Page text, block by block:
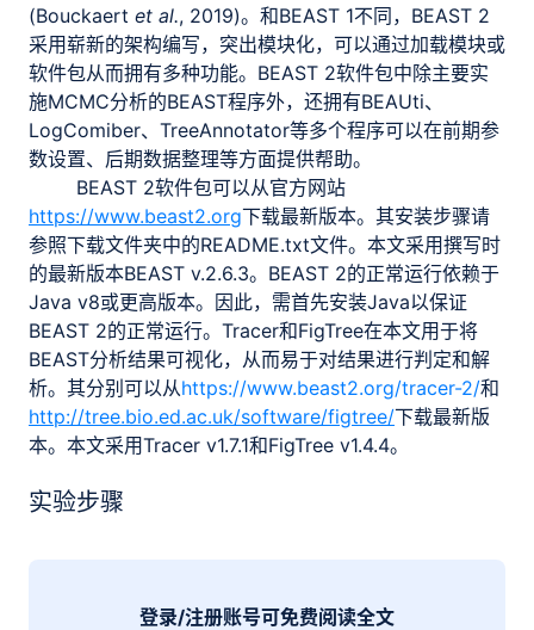
(Bouckaert et al., 2019)。和BEAST 1不同，BEAST 2
采用崭新的架构编写，突出模块化，可以通过加载模块或
软件包从而拥有多种功能。BEAST 2软件包中除主要实
施MCMC分析的BEAST程序外，还拥有BEAUti、
LogComiber、TreeAnnotator等多个程序可以在前期参
数设置、后期数据整理等方面提供帮助。
BEAST 2软件包可以从官方网站
https://www.beast2.org下载最新版本。其安装步骤请
参照下载文件夹中的README.txt文件。本文采用撰写时
的最新版本BEAST v.2.6.3。BEAST 2的正常运行依赖于
Java v8或更高版本。因此，需首先安装Java以保证
BEAST 2的正常运行。Tracer和FigTree在本文用于将
BEAST分析结果可视化，从而易于对结果进行判定和解
析。其分别可以从https://www.beast2.org/tracer-2/和
http://tree.bio.ed.ac.uk/software/figtree/下载最新版
本。本文采用Tracer v1.7.1和FigTree v1.4.4。
实验步骤
登录/注册账号可免费阅读全文